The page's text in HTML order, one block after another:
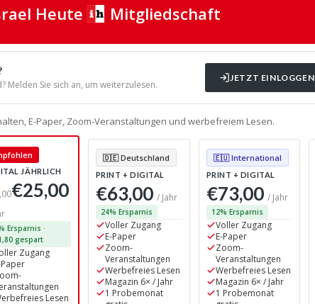
Heute Mitgliedschaft
Melden Sie sich an, um weiterzulesen.
JETZT EINLOGGEN
E-Paper, Zoom-Veranstaltungen und werbefreiem Lesen.
JÄHRLICH
€25,00
Ersparnis ·
gespart
Zugang
Paper
Lesen
🇩🇪 Deutschland
PRINT + DIGITAL
€63,00 / Jahr
24% Ersparnis
Voller Zugang
E-Paper
Zoom-
Veranstaltungen
Werbefreies Lesen
Magazin 6× / Jahr
1 Probemonat
🇪🇺 International
PRINT + DIGITAL
€73,00 / Jahr
12% Ersparnis
Voller Zugang
E-Paper
Zoom-
Veranstaltungen
Werbefreies Lesen
Magazin 6× / Jahr
1 Probemonat